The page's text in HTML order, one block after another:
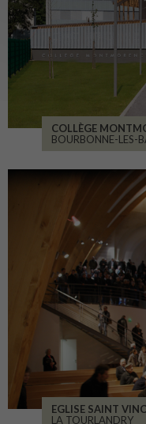
COLLÈGE
BOURBONNE-LES-
EGLISE SAINT
LA TOURLANDRY